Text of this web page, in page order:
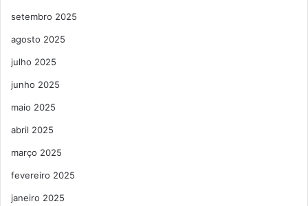
setembro 2025
agosto 2025
julho 2025
junho 2025
maio 2025
abril 2025
março 2025
fevereiro 2025
janeiro 2025